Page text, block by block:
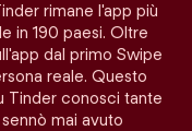
rimane l'app più
in 190 paesi. Oltre
dal primo Swipe
reale. Questo
Tinder conosci tante
mai avuto